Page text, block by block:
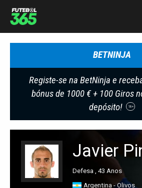
BETNINJA
Registe-se na BetNinja e
bónus de 1000 € + 100 Giros
depósito!
18+
Javier
Defesa , 43 Anos
Argentina - Olivos